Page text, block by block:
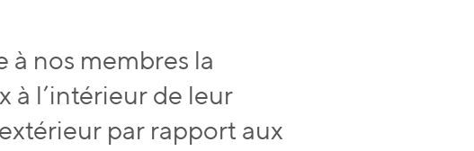
à nos membres la
à l’intérieur de leur
par rapport aux